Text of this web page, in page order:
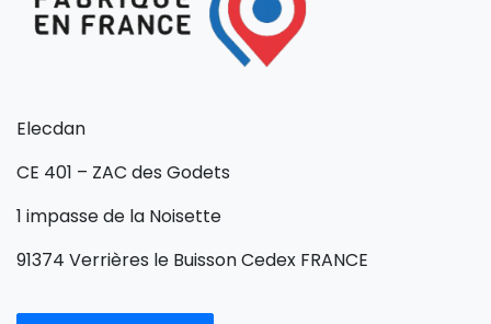
Elecdan
CE 401 – ZAC des Godets
1 impasse de la Noisette
91374 Verrières le Buisson Cedex FRANCE